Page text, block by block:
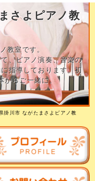
さよピアノ教
教室です。
、ピアノ演奏、音楽の
指導しております。初
からご一緒に。
掛川市 ながたまさよピアノ教